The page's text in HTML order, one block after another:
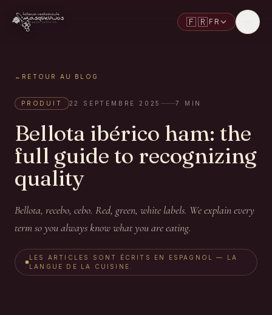
🇫🇷 FR
← RETOUR AU BLOG
PRODUIT 22 SEPTEMBRE 2025 7 MIN
Bellota ibérico ham: the
full guide to recognizing
quality
Bellota, recebo, cebo. Red, green, white labels. We explain every
term so you always know what you are eating.
LES ARTICLES SONT ÉCRITS EN ESPAGNOL — LA
LANGUE DE LA CUISINE.